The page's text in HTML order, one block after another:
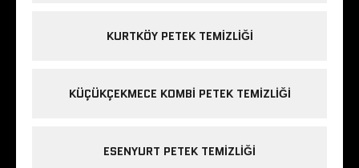
KURTKÖY PETEK TEMIZLIĞI
KÜÇÜKÇEKMECE KOMBI PETEK TEMIZLIĞI
ESENYURT PETEK TEMIZLIĞI